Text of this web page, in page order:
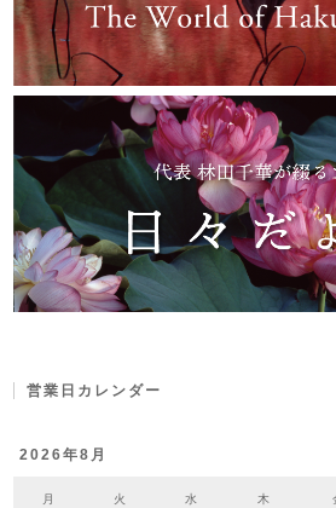
営業日カレンダー
2026年8月
月 火 水 木